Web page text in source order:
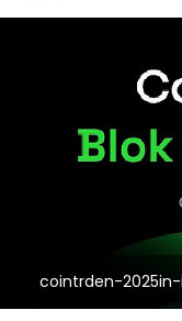
cointrden-